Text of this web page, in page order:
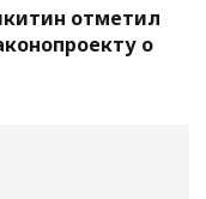
отметил
о